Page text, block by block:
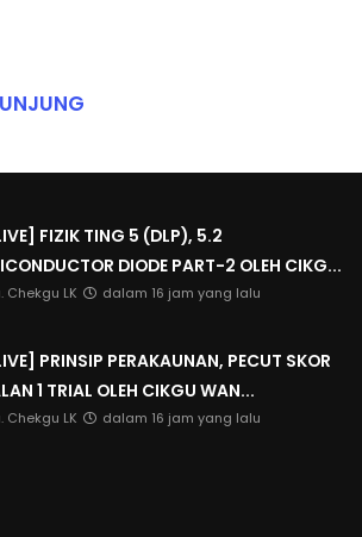
FIZIK TING 5 (DLP), 5.2
DIODE PART-2 OLEH CIKG...
Chekgu LK dalam 16 jam yang lalu
PRINSIP PERAKAUNAN, PECUT SKOR
1 TRIAL OLEH CIKGU WAN...
Chekgu LK dalam 16 jam yang lalu